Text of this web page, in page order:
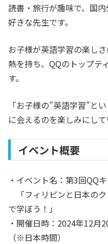
読書・旅行が趣味で、国
好きな先生です。
お子様が英語学習の楽し
熱を持ち、QQのトップテ
す。
「お子様の”英語学習”と
に会えるのを楽しみにして
イベント概要
・イベント名：第3回QQ
「フィリピンと日本の
で学ぼう！」
・開催日時：2024年12月
（※日本時間）